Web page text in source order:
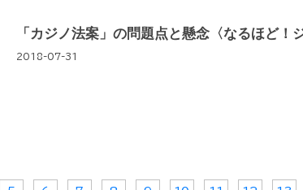
「カジノ法案」の問題点と懸念〈なるほど！
2018-07-31